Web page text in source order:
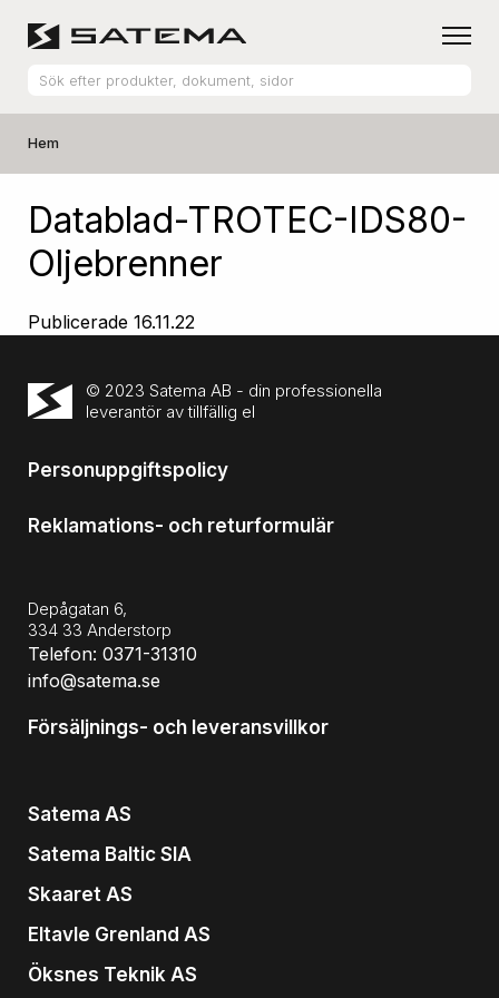
Hem
Datablad-TROTEC-IDS80-
Oljebrenner
Publicerade 16.11.22
© 2023 Satema AB - din professionella
leverantör av tillfällig el
Personuppgiftspolicy
Reklamations- och returformulär
Depågatan 6,
334 33 Anderstorp
Telefon: 0371-31310
info@satema.se
Försäljnings- och leveransvillkor
Satema AS
Satema Baltic SIA
Skaaret AS
Eltavle Grenland AS
Öksnes Teknik AS